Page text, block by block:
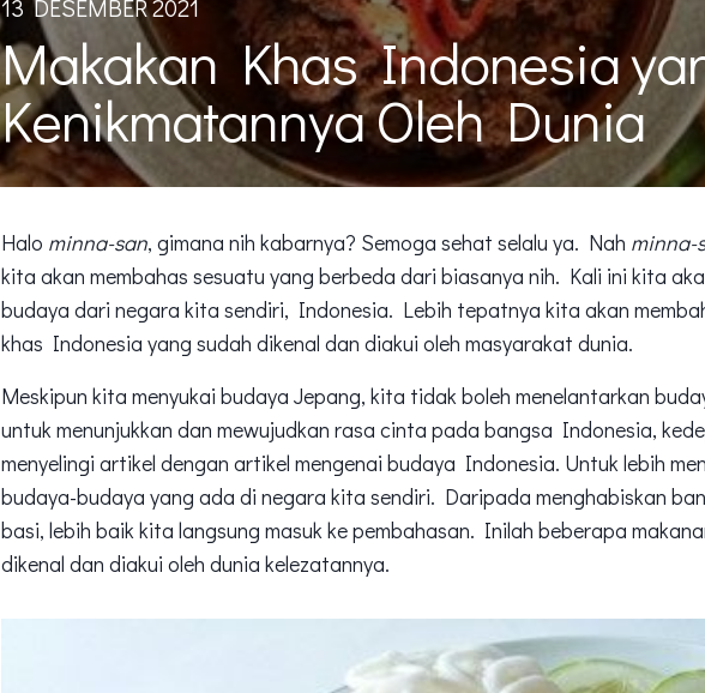
13 DESEMBER 2021
Makakan Khas Indonesia
Kenikmatannya Oleh Dunia
Halo minna-san, gimana nih kabarnya? Semoga sehat selalu ya. Nah minna-
kita akan membahas sesuatu yang berbeda dari biasanya nih. Kali ini kita
budaya dari negara kita sendiri, Indonesia. Lebih tepatnya kita akan
khas Indonesia yang sudah dikenal dan diakui oleh masyarakat dunia.
Meskipun kita menyukai budaya Jepang, kita tidak boleh menelantarkan
untuk menunjukkan dan mewujudkan rasa cinta pada bangsa Indonesia,
menyelingi artikel dengan artikel mengenai budaya Indonesia. Untuk lebih
budaya-budaya yang ada di negara kita sendiri. Daripada menghabiskan
basi, lebih baik kita langsung masuk ke pembahasan. Inilah beberapa
dikenal dan diakui oleh dunia kelezatannya.